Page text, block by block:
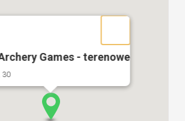
Games - terenowe
30